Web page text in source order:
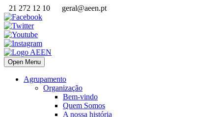
21 272 12 10 geral@aeen.pt
Open Menu
Agrupamento
Organização
Bem-vindo
Quem Somos
A nossa história